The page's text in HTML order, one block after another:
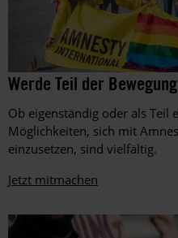
Amnesty-
Mitglieder
setzen
beim
EM-
Spiel
Ungarn
im
©
Amnesty
Foto:
Matthias
Balk
Werde Teil der Bewegung
Ob eigenständig oder als Teil
Möglichkeiten, sich mit
einzusetzen, sind vielfältig.
Jetzt mitmachen